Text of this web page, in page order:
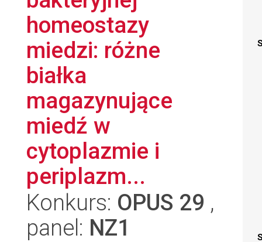
homeostazy
miedzi: różne
białka
magazynujące
miedź w
cytoplazmie i
periplazm...
Konkurs: OPUS 29 ,
panel: NZ1